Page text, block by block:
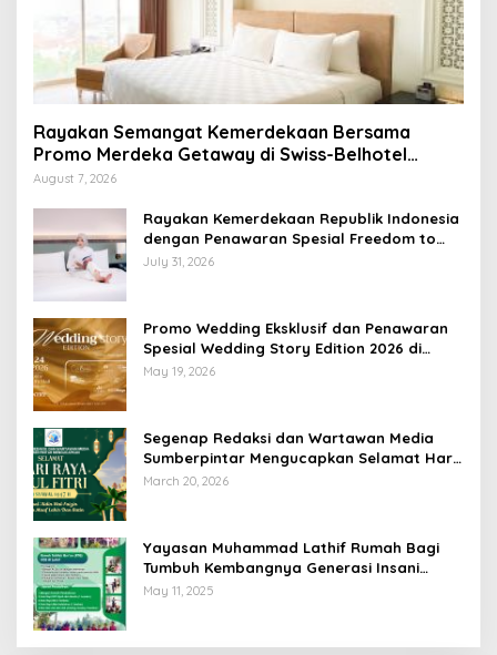
Rayakan Semangat Kemerdekaan Bersama
Promo Merdeka Getaway di Swiss-Belhotel
Lampung
August 7, 2026
Rayakan Kemerdekaan Republik Indonesia
dengan Penawaran Spesial Freedom to
Relax di Holiday Inn Lampung Bukit Randu
July 31, 2026
Promo Wedding Eksklusif dan Penawaran
Spesial Wedding Story Edition 2026 di
Swiss-Belhotel Lampung
May 19, 2026
Segenap Redaksi dan Wartawan Media
Sumberpintar Mengucapkan Selamat Hari
Raya Idul Fitri 1447 Hijriyah / 2026 M
March 20, 2026
Yayasan Muhammad Lathif Rumah Bagi
Tumbuh Kembangnya Generasi Insani
Cerdas dan Berkarakter
May 11, 2025